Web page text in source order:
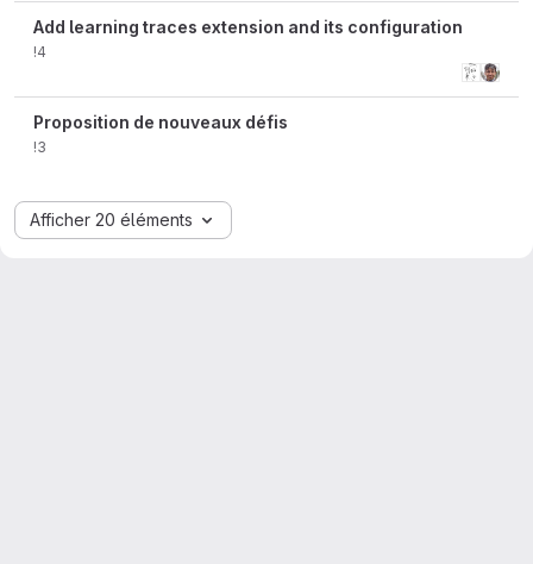
Add learning traces extension and its configuration
!4
Proposition de nouveaux défis
!3
Afficher 20 éléments